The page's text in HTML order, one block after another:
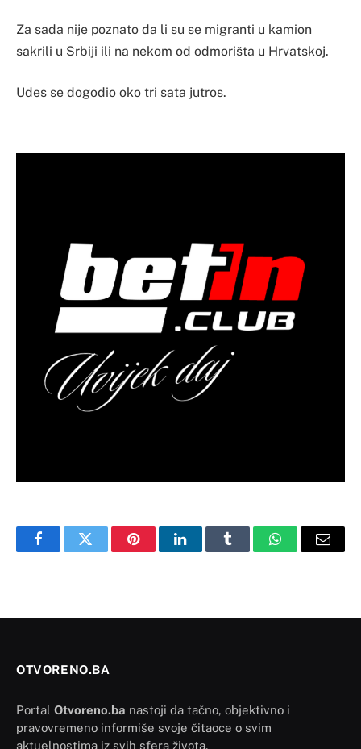
Za sada nije poznato da li su se migranti u kamion
sakrili u Srbiji ili na nekom od odmorišta u Hrvatskoj.
Udes se dogodio oko tri sata jutros.
FacebookTwitter PinterestLinkedInTumblr WhatsAppEmail
OTVORENO.BA
Portal Otvoreno.ba nastoji da tačno, objektivno i
pravovremeno informiše svoje čitaoce o svim
aktuelnostima iz svih sfera života.